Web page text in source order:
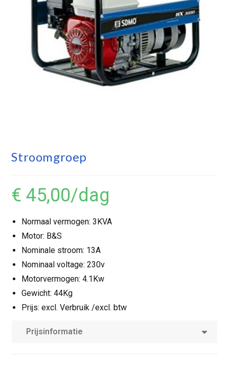
Stroomgroep
€ 45,00/dag
Normaal vermogen: 3KVA
Motor: B&S
Nominale stroom: 13A
Nominaal voltage: 230v
Motorvermogen: 4.1Kw
Gewicht: 44Kg
Prijs: excl. Verbruik /excl. btw
Prijsinformatie